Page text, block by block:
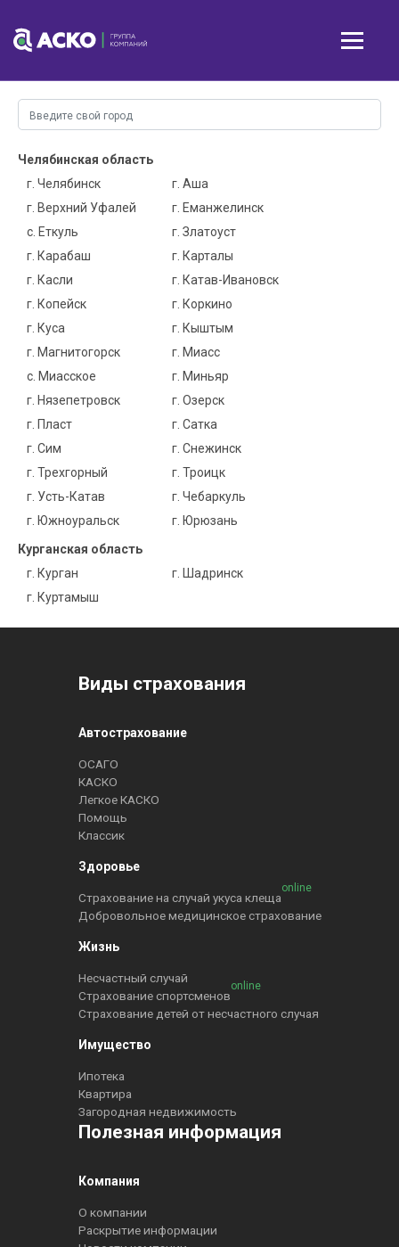
Челябинская область
г. Челябинск
г. Аша
г. Верхний Уфалей
г. Еманжелинск
с. Еткуль
г. Златоуст
г. Карабаш
г. Карталы
г. Касли
г. Катав-Ивановск
г. Копейск
г. Коркино
г. Куса
г. Кыштым
г. Магнитогорск
г. Миасс
с. Миасское
г. Миньяр
г. Нязепетровск
г. Озерск
г. Пласт
г. Сатка
г. Сим
г. Снежинск
г. Трехгорный
г. Троицк
г. Усть-Катав
г. Чебаркуль
г. Южноуральск
г. Юрюзань
Курганская область
г. Курган
г. Шадринск
г. Куртамыш
Виды страхования
Автострахование
ОСАГО
КАСКО
Легкое КАСКО
Помощь
Классик
Здоровье
Страхование на случай укуса клеща
online
Добровольное медицинское страхование
Жизнь
Несчастный случай
Страхование спортсменов
online
Страхование детей от несчастного случая
Имущество
Ипотека
Квартира
Загородная недвижимость
Полезная информация
Компания
О компании
Раскрытие информации